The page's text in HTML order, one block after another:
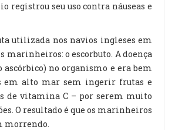
seu uso contra náuseas e
utilizada nos navios ingleses em
marinheiros: o escorbuto. A doença
ascórbico) no organismo e era bem
em alto mar sem ingerir frutas e
de vitamina C – por serem muito
O resultado é que os marinheiros
morrendo.